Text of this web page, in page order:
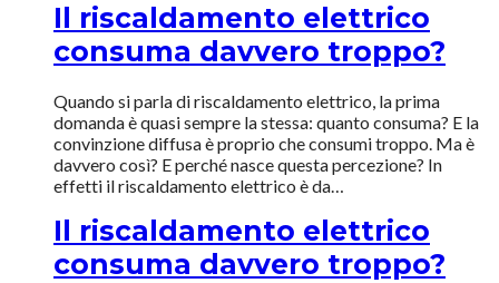
Il riscaldamento elettrico
consuma davvero troppo?
Quando si parla di riscaldamento elettrico, la prima
domanda è quasi sempre la stessa: quanto consuma? E la
convinzione diffusa è proprio che consumi troppo. Ma è
davvero così? E perché nasce questa percezione? In
effetti il riscaldamento elettrico è da…
Il riscaldamento elettrico
consuma davvero troppo?